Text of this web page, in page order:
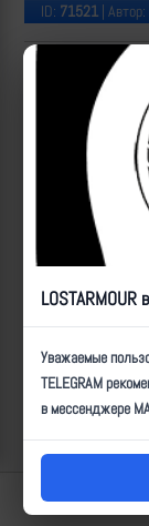
ID: 71521 | Автор:
Lostarmour |
LOSTARMOUR
Уважаемые
TELEGRAM
в мессенджере